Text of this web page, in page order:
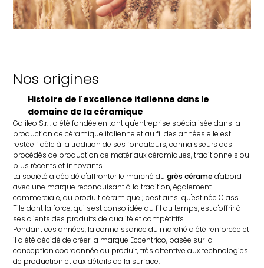
Nos origines
Histoire de l'excellence italienne dans le
domaine de la céramique
Galileo S.r.l. a été fondée en tant qu'entreprise spécialisée dans la
production de céramique italienne et au fil des années elle est
restée fidèle à la tradition de ses fondateurs, connaisseurs des
procédés de production de matériaux céramiques, traditionnels ou
plus récents et innovants.
La société a décidé d'affronter le marché dugrès cérame d'abord
avec une marque reconduisant à la tradition, également
commerciale, du produit céramique ; c'est ainsi qu'est née Class
Tile dont la force, qui s'est consolidée au fil du temps, est d'offrir à
ses clients des produits de qualité et compétitifs.
Pendant ces années, la connaissance du marché a été renforcée et
il a été décidé de créer la marque Eccentrico, basée sur la
conception coordonnée du produit, très attentive aux technologies
de production et aux détails de la surface.